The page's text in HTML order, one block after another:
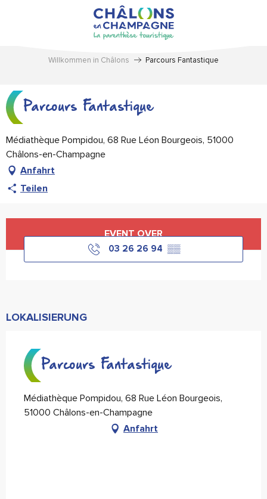
Willkommen in Châlons Parcours Fantastique
Parcours Fantastique
Médiathèque Pompidou, 68 Rue Léon Bourgeois, 51000
Châlons-en-Champagne
Anfahrt
Teilen
EVENT OVER
03 26 26 94 ▒▒
LOKALISIERUNG
Parcours Fantastique
Médiathèque Pompidou, 68 Rue Léon Bourgeois,
51000 Châlons-en-Champagne
Anfahrt